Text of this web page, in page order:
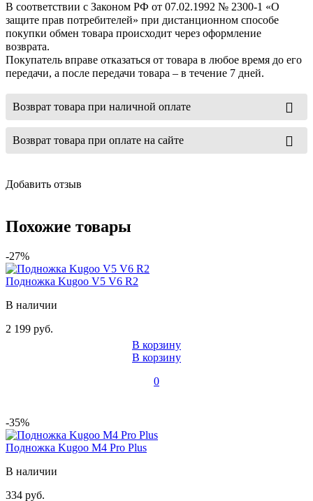
В соответствии с Законом РФ от 07.02.1992 № 2300-1 «О
защите прав потребителей» при дистанционном способе
покупки обмен товара происходит через оформление
возврата.
Покупатель вправе отказаться от товара в любое время до его
передачи, а после передачи товара – в течение 7 дней.
Возврат товара при наличной оплате
Возврат товара при оплате на сайте
Добавить отзыв
Похожие товары
-27%
Подножка Kugoo V5 V6 R2
В наличии
2 199 руб.
В корзину
В корзину
0
-35%
Подножка Kugoo M4 Pro Plus
В наличии
334 руб.